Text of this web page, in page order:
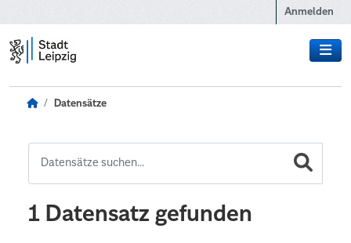
Anmelden
Datensätze
1 Datensatz gefunden